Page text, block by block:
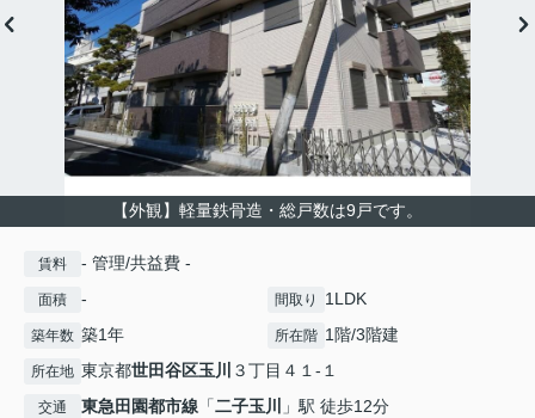
【外観】軽量鉄骨造・総戸数は9戸です。
賃料 - 管理/共益費 -
面積 - 間取り 1LDK
築年数 築1年 所在階 1階/3階建
所在地 東京都世田谷区玉川 ３丁目４１-１
交通 東急田園都市線 「二子玉川
」駅 徒歩12分